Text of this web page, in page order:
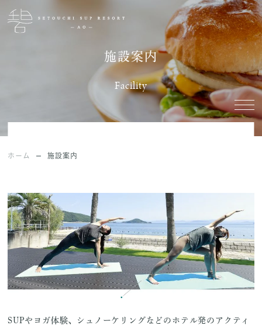
施設案内
Facility
ホーム 施設案内
SUPやヨガ体験、シュノーケリングなどのホテル発のアクティ